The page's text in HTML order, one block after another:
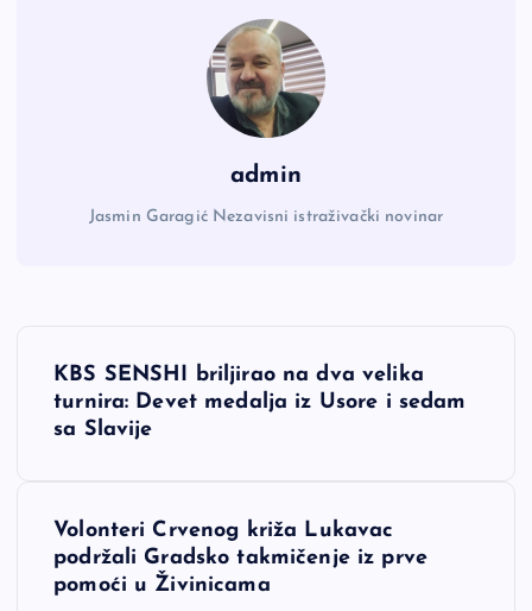
admin
Jasmin Garagić Nezavisni istraživački novinar
NKBS SENSHI briljirao na dva velika
turnira: Devet medalja iz Usore i sedam
sa Slavije
Volonteri Crvenog križa Lukavac
podržali Gradsko takmičenje iz prve
pomoći u Živinicama